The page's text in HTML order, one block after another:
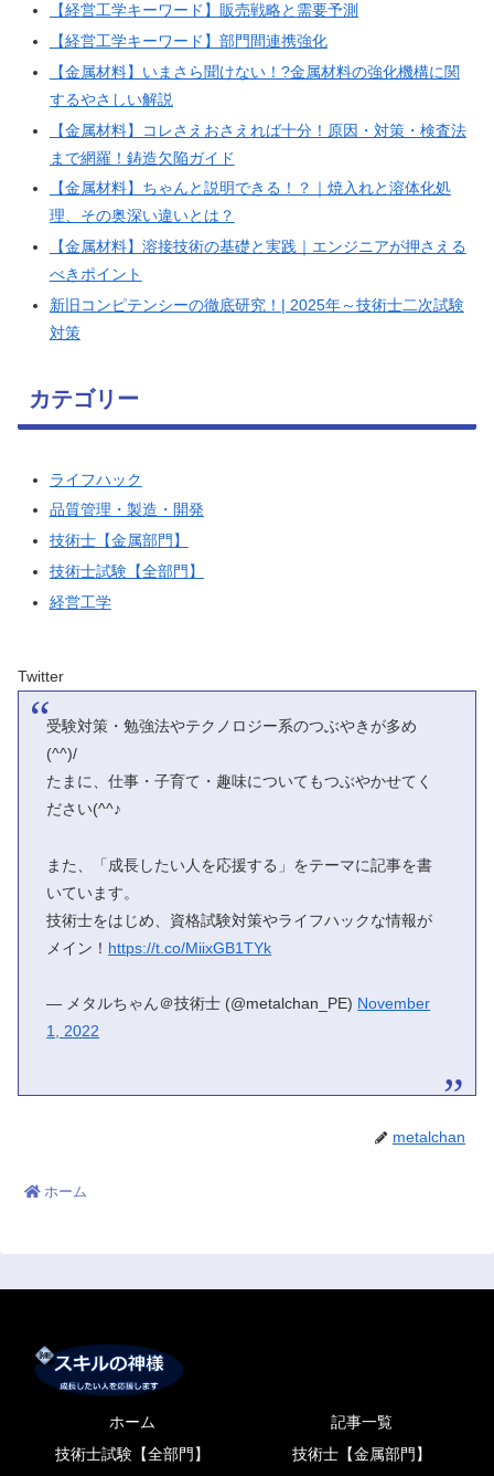
【経営工学キーワード】販売戦略と需要予測
【経営工学キーワード】部門間連携強化
【金属材料】いまさら聞けない！?金属材料の強化機構に関
するやさしい解説
【金属材料】コレさえおさえれば十分！原因・対策・検査法
まで網羅！鋳造欠陥ガイド
【金属材料】ちゃんと説明できる！？｜焼入れと溶体化処
理、その奥深い違いとは？
【金属材料】溶接技術の基礎と実践｜エンジニアが押さえる
べきポイント
新旧コンピテンシーの徹底研究！| 2025年～技術士二次試験
対策
カテゴリー
ライフハック
品質管理・製造・開発
技術士【金属部門】
技術士試験【全部門】
経営工学
Twitter
受験対策・勉強法やテクノロジー系のつぶやきが多め
(^^)/
たまに、仕事・子育て・趣味についてもつぶやかせてく
ださい(^^♪
また、「成長したい人を応援する」をテーマに記事を書
いています。
技術士をはじめ、資格試験対策やライフハックな情報が
メイン！ https://t.co/MiixGB1TYk
— メタルちゃん＠技術士 (@metalchan_PE) November
1, 2022
metalchan
ホーム
ホーム
記事一覧
技術士試験【全部門】
技術士【金属部門】